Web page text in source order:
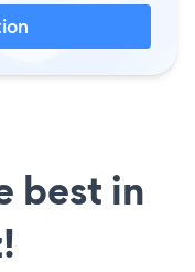
best in